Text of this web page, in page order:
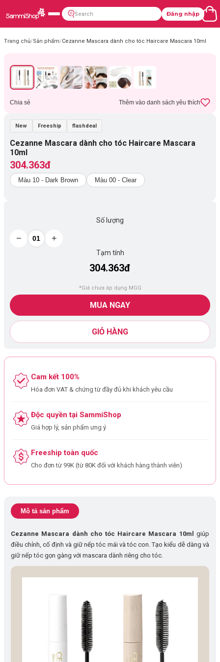
Đăng nhập
Trang chủ/Sản phẩm/Cezanne Mascara dành cho tóc Haircare Mascara 10ml
Chia sẻ Thêm vào danh sách yêu thích
New Freeship flashdeal
Cezanne Mascara dành cho tóc Haircare Mascara
10ml
304.363đ
Màu 10 - Dark Brown Màu 00 - Clear
Số lượng
− +
Tạm tính
304.363đ
*Giá chưa áp dụng MGG
MUA NGAY
GIỎ HÀNG
Cam kết 100%
Hóa đơn VAT & chứng từ đầy đủ khi khách yêu cầu
Độc quyền tại SammiShop
Giá hợp lý, sản phẩm ưng ý
Freeship toàn quốc
Cho đơn từ 99K (từ 80K đối với khách hàng thành viên)
Mô tả sản phẩm
Cezanne Mascara dành cho tóc Haircare Mascara 10ml
giúp
điều chỉnh, cố định và giữ nếp tóc mái và tóc con. Tạo kiểu dễ dàng và
giữ nếp tóc gọn gàng với mascara dành riêng cho tóc.